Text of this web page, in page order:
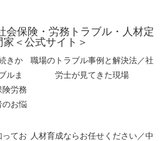
会保険・労務トラブル・人材定
＜公式サイト＞
きか
ルま
険労務
お悩
職場のトラブル事例と解決法／社
労士が見てきた現場
ってお
人材育成ならお任せください／中